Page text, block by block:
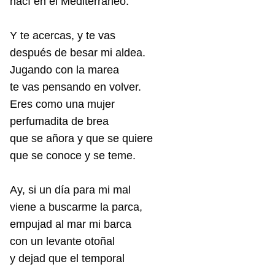
Y te acercas, y te vas
después de besar mi aldea.
Jugando con la marea
te vas pensando en volver.
Eres como una mujer
perfumadita de brea
que se añora y que se quiere
que se conoce y se teme.
Ay, si un día para mi mal
viene a buscarme la parca,
empujad al mar mi barca
con un levante otoñal
y dejad que el temporal